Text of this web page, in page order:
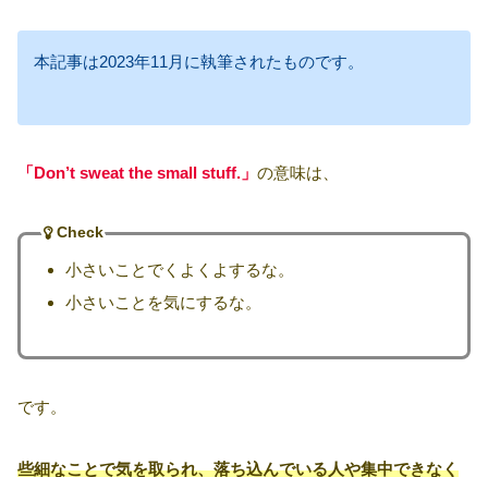
本記事は2023年11月に執筆されたものです。
「Don’t sweat the small stuff.」 の意味は、
Check
小さいことでくよくよするな。
小さいことを気にするな。
です。
些細なことで気を取られ、落ち込んでいる人や集中できなく